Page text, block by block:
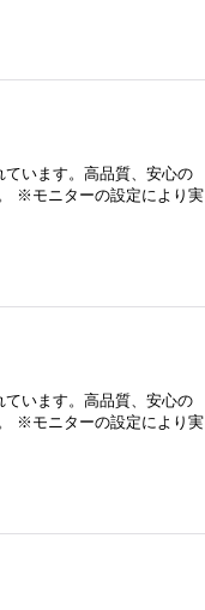
ています。高品質、安心の
※モニターの設定により実
ています。高品質、安心の
※モニターの設定により実